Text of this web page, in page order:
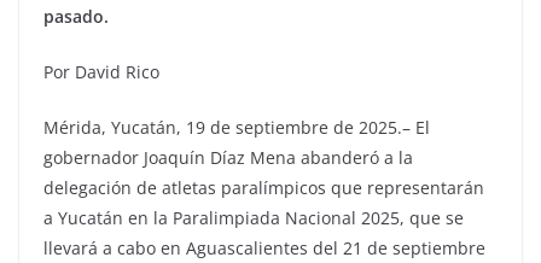
pasado.
Por David Rico
Mérida, Yucatán, 19 de septiembre de 2025.– El
gobernador Joaquín Díaz Mena abanderó a la
delegación de atletas paralímpicos que representarán
a Yucatán en la Paralimpiada Nacional 2025, que se
llevará a cabo en Aguascalientes del 21 de septiembre